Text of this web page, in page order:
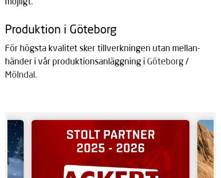
Produktion i Göteborg
För högsta kvalitet sker tillverkningen utan mellan­
händer i vår produktions­anläggning i Göteborg/
Mölndal.